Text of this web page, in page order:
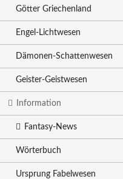
Götter Griechenland
Engel-Lichtwesen
Dämonen-Schattenwesen
Geister-Geistwesen
Information
Fantasy-News
Wörterbuch
Ursprung Fabelwesen